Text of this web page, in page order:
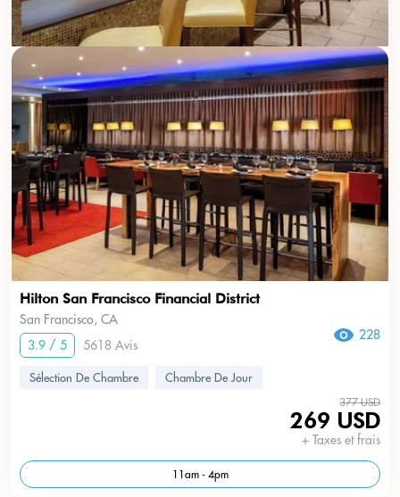
Hilton San Francisco Financial District
San Francisco, CA
3.9 / 5
5618 Avis
228
Sélection De Chambre Chambre De Jour
377 USD
269 USD
+ Taxes et frais
11am - 4pm